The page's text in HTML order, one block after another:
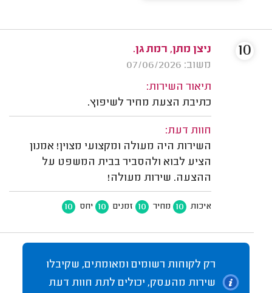
ניצן מתן, רמת גן.
משוב: 07/06/2026
תיאור השירות:
כתיבת הצעת מחיר לשיפוץ.
חוות דעת:
השירות היה מעולה ומקצועי מצוין! אמנון
הציע לבוא ולהסביר בבית המשפט על
ההצעה. שירות מעולה!
איכות 10 מחיר 10 זמנים 10 יחס 10
10
רק לקוחות רשומים ומאומתים, שקיבלו
שירות מהעסק, יכולים לתת חוות דעת